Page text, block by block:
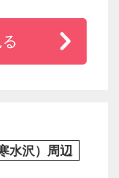
号線沿い駐
（日祝日定
水沢）周辺